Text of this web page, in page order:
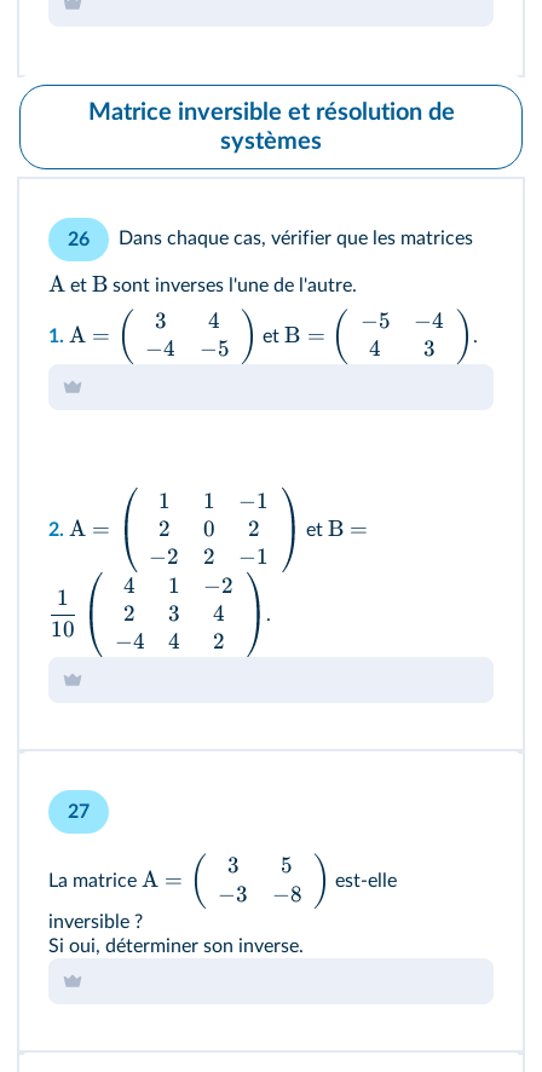
Matrice inversible et résolution de
systèmes
26 Dans chaque cas, vérifier que les matrices
A et B sont inverses l'une de l'autre.
1. A = (
3
−4
4
−5 ) et B = ( −5
4
−4
3
) .
2. A =
1
2
−2
1
0
2
−1
2
−1
et B =
10
1
4
2
−4
1
3
4
−2
4
2
.
27
La matrice A = (
3
−3
5
−8 ) est‑elle
inversible ?
Si oui, déterminer son inverse.